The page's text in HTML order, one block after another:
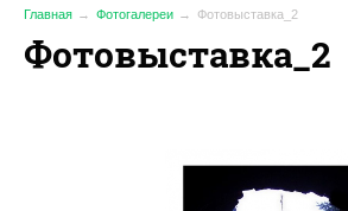
Главная Фотогалереи Фотовыставка_2
Фотовыставка_2